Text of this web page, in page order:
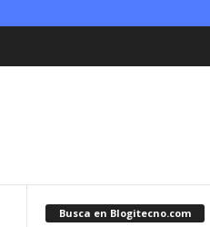
Busca en Blogitecno.com